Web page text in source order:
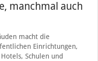
manchmal auch
macht die
Einrichtungen,
Schulen und